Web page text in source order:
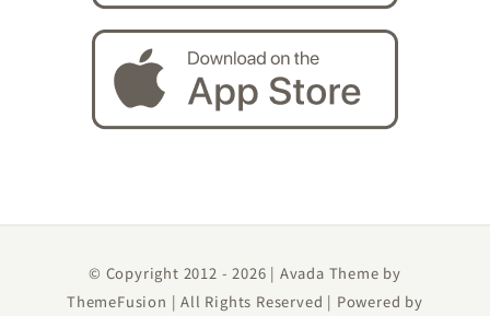
© Copyright 2012 -2026 | Avada Theme by
ThemeFusion | All Rights Reserved | Powered by